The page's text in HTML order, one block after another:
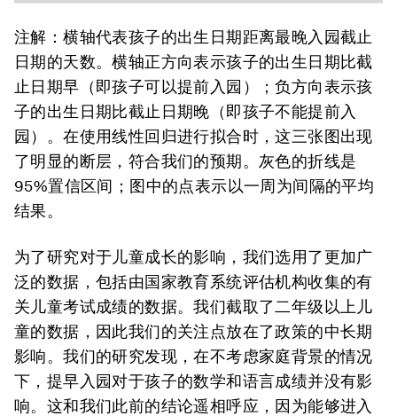
注解：横轴代表孩子的出生日期距离最晚入园截止
日期的天数。横轴正方向表示孩子的出生日期比截
止日期早（即孩子可以提前入园）；负方向表示孩
子的出生日期比截止日期晚（即孩子不能提前入
园）。在使用线性回归进行拟合时，这三张图出现
了明显的断层，符合我们的预期。灰色的折线是
95%置信区间；图中的点表示以一周为间隔的平均
结果。
为了研究对于儿童成长的影响，我们选用了更加广
泛的数据，包括由国家教育系统评估机构收集的有
关儿童考试成绩的数据。我们截取了二年级以上儿
童的数据，因此我们的关注点放在了政策的中长期
影响。我们的研究发现，在不考虑家庭背景的情况
下，提早入园对于孩子的数学和语言成绩并没有影
响。这和我们此前的结论遥相呼应，因为能够进入